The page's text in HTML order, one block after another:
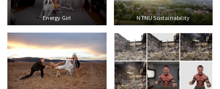
Energy Girl NTNU Sustainability